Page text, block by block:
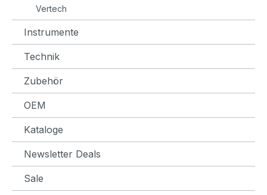
Vertech
Instrumente
Technik
Zubehör
OEM
Kataloge
Newsletter Deals
Sale